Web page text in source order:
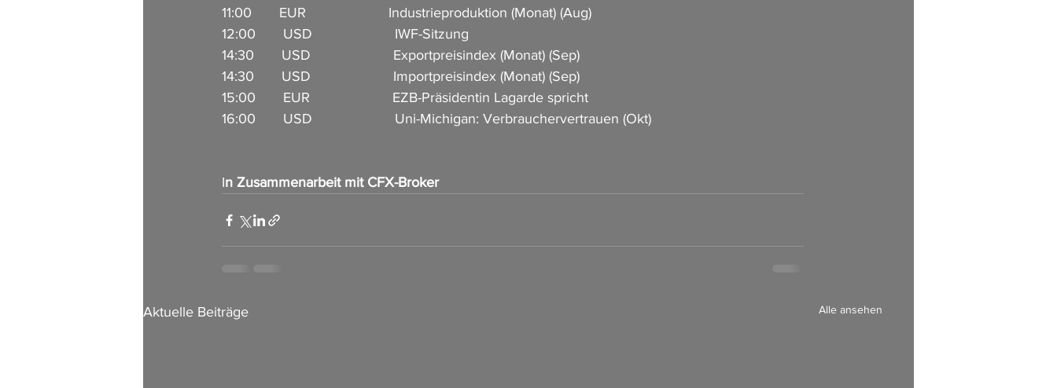
11:00       EUR                     Industrieproduktion (Monat) (Aug)
12:00       USD                     IWF-Sitzung
14:30       USD                     Exportpreisindex (Monat) (Sep)
14:30       USD                     Importpreisindex (Monat) (Sep)
15:00       EUR                     EZB-Präsidentin Lagarde spricht
16:00       USD                     Uni-Michigan: Verbrauchervertrauen (Okt)
In Zusammenarbeit mit CFX-Broker
Aktuelle Beiträge Alle ansehen